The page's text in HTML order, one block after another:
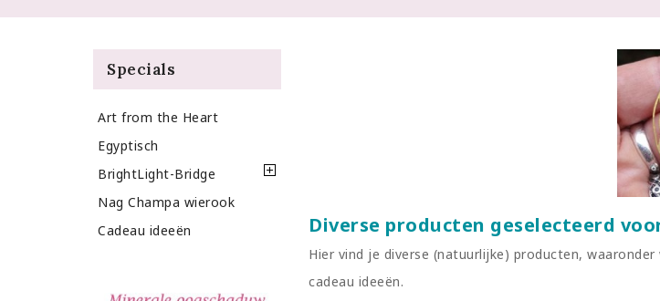
Specials
Art from the Heart
Egyptisch
BrightLight-Bridge
Nag Champa wierook
Cadeau ideeën
Diverse producten geselecteerd
Hier vind je diverse (natuurlijke) producten,
cadeau ideeën.